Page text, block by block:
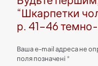
“Шкарпетки
р. 41-46 темно-
Ваша e-mail адреса не
поля позначені *